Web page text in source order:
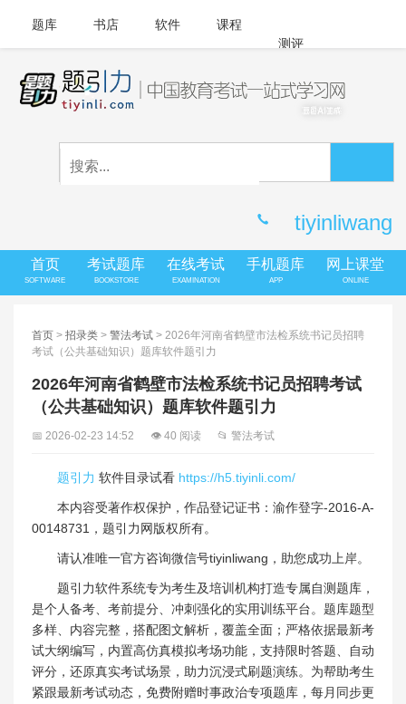
题库 书店 软件
课程
测评
APP下载
tiyinliwang
首页
SOFTWARE
考试题库
BOOKSTORE
在线考试
EXAMINATION
手机题库
APP
网上课堂
ONLINE
首页 > 招录类 > 警法考试 > 2026年河南省鹤壁市法检系统书记员招聘
考试（公共基础知识）题库软件题引力
2026年河南省鹤壁市法检系统书记员招聘考试
（公共基础知识）题库软件题引力
📅 2026-02-23 14:52 👁 40 阅读 📂 警法考试
题引力 软件目录试看 https://h5.tiyinli.com/
本内容受著作权保护，作品登记证书：渝作登字-2016-A-
00148731，题引力网版权所有。
请认准唯一官方咨询微信号tiyinliwang，助您成功上岸。
题引力软件系统专为考生及培训机构打造专属自测题库，
是个人备考、考前提分、冲刺强化的实用训练平台。题库题型
多样、内容完整，搭配图文解析，覆盖全面；严格依据最新考
试大纲编写，内置高仿真模拟考场功能，支持限时答题、自动
评分，还原真实考试场景，助力沉浸式刷题演练。为帮助考生
紧跟最新考试动态，免费附赠时事政治专项题库，每月同步更